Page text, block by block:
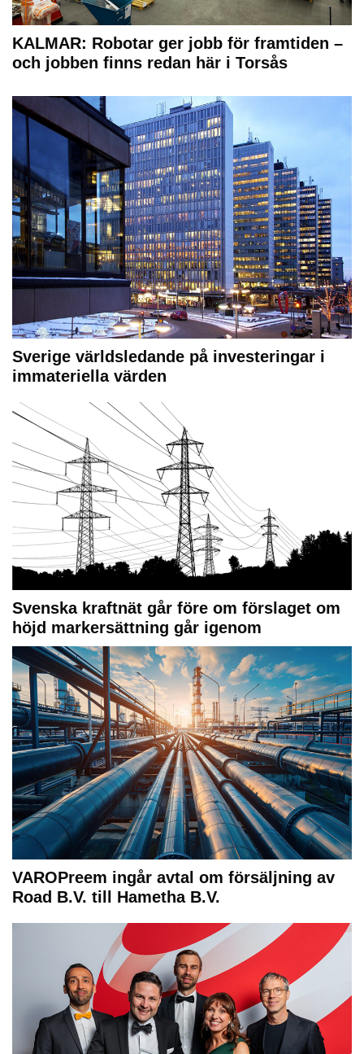
KALMAR: Robotar ger jobb för framtiden –
och jobben finns redan här i Torsås
Sverige världsledande på investeringar i
immateriella värden
Svenska kraftnät går före om förslaget om
höjd markersättning går igenom
VAROPreem ingår avtal om försäljning av
Road B.V. till Hametha B.V.